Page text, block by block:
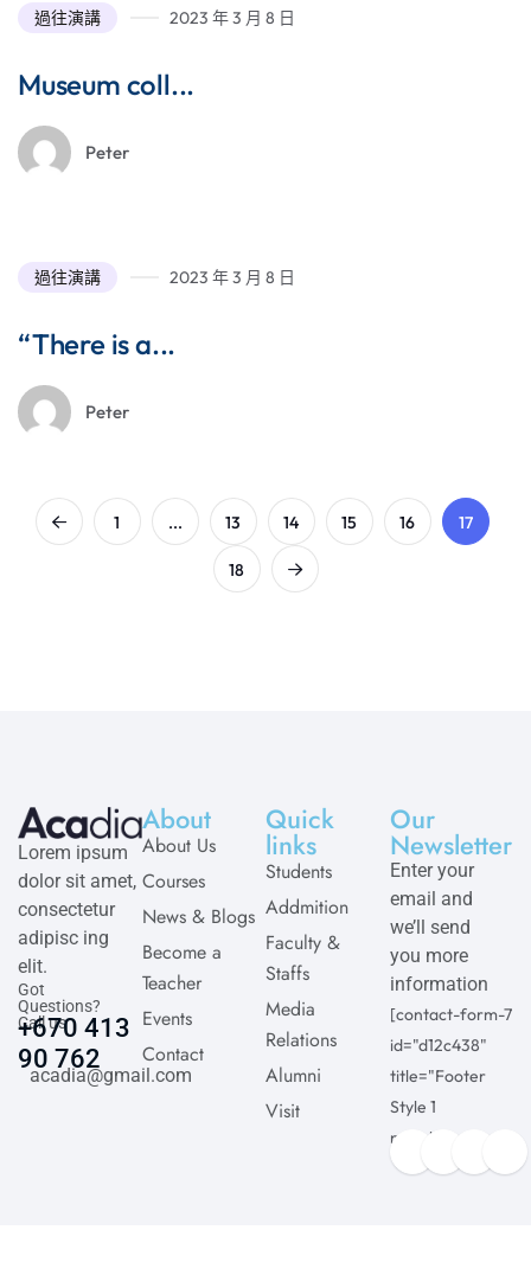
過往演講 2023 年 3 月 8 日
Museum coll...
Peter
過往演講 2023 年 3 月 8 日
“There is a...
Peter
1 ... 13 14 15 16 17
18
Lorem ipsum
dolor sit amet,
consectetur
adipisc ing
elit.
Got
Questions?
Call us
+670 413
90 762
acadia@gmail.com
About
About Us
Courses
News & Blogs
Become a
Teacher
Events
Contact
Quick
links
Students
Addmition
Faculty &
Staffs
Media
Relations
Alumni
Visit
Our
Newsletter
Enter your
email and
we’ll send
you more
information
[contact-form-7
id="d12c438"
title="Footer
Style 1
newsletter"]